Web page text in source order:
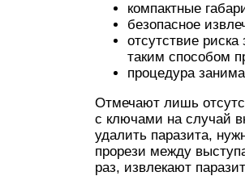
компактные
безопасное
отсутствие
таким способом
процедура
Отмечают лишь
с ключами на случай
удалить паразита,
прорези между
раз, извлекают